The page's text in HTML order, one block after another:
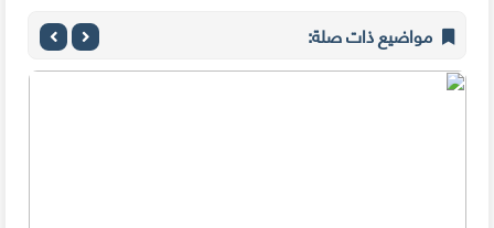
مواضيع ذات صلة: